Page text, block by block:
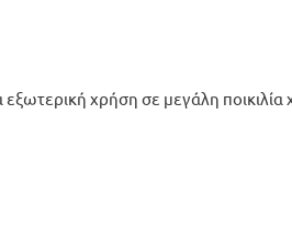
χρήση σε μεγάλη